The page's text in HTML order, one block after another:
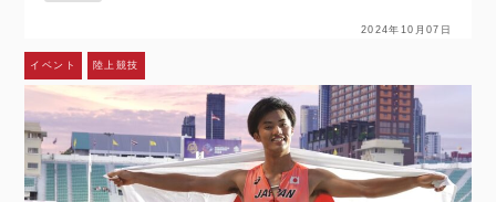
2024年10月07日
イベント 陸上競技